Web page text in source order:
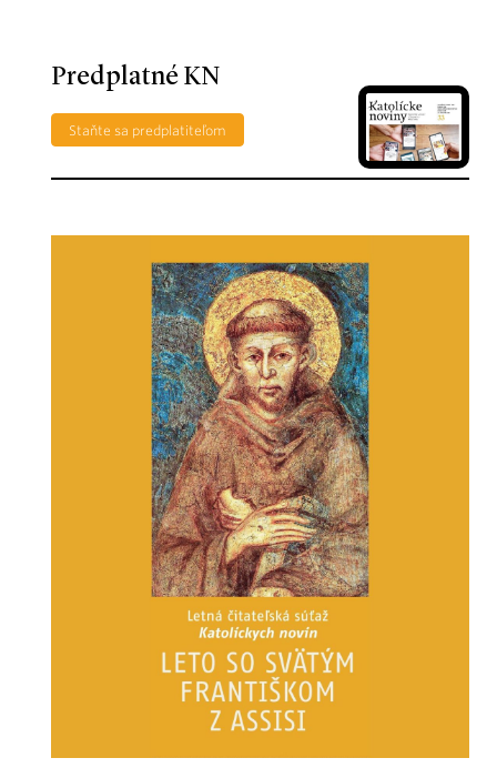
Predplatné KN
Staňte sa predplatiteľom